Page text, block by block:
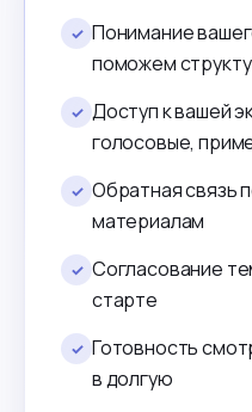
✓ Понимание
поможем
✓ Доступ к вашей
голосовые,
✓ Обратная связь
материалам
✓ Согласование
старте
✓ Готовность
в долгую